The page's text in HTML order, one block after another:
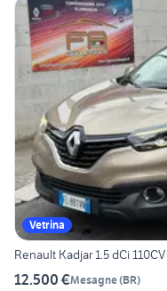
Vetrina
Renault Kadjar 1.5 dCi
12.500 €Mesagne(BR)